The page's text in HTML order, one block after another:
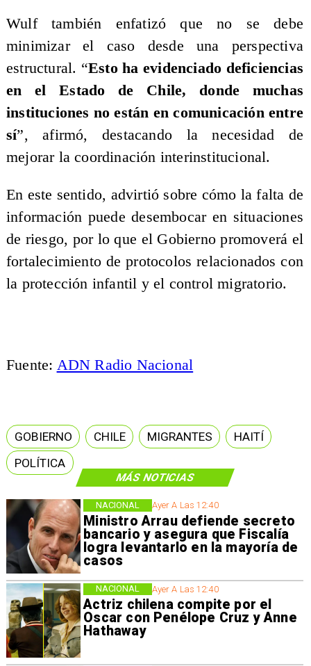
MÁS NOTICIAS
Ayer A Las 12:40
Ministro Arrau defiende secreto
bancario y asegura que Fiscalía
logra levantarlo en la mayoría de
casos
NACIONAL
Ayer A Las 12:40
Actriz chilena compite por el
Oscar con Penélope Cruz y Anne
Hathaway
NACIONAL
Wulf también enfatizó que no se debe
minimizar el caso desde una perspectiva
estructural. “Esto ha evidenciado deficiencias
en el Estado de Chile, donde muchas
instituciones no están en comunicación entre
sí”, afirmó, destacando la necesidad de
mejorar la coordinación interinstitucional.
En este sentido, advirtió sobre cómo la falta de
información puede desembocar en situaciones
de riesgo, por lo que el Gobierno promoverá el
fortalecimiento de protocolos relacionados con
la protección infantil y el control migratorio.
Fuente: ADN Radio Nacional
GOBIERNO CHILE MIGRANTES
HAITÍ
POLÍTICA